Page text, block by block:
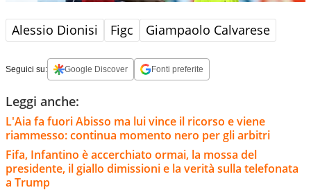
Alessio Dionisi Figc Giampaolo Calvarese
Seguici su: Google Discover Fonti preferite
Leggi anche:
L'Aia fa fuori Abisso ma lui vince il ricorso e viene
riammesso: continua momento nero per gli arbitri
Fifa, Infantino è accerchiato ormai, la mossa del
presidente, il giallo dimissioni e la verità sulla telefonata
a Trump